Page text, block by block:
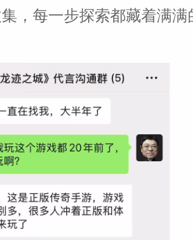
，每一步探索都藏着满满